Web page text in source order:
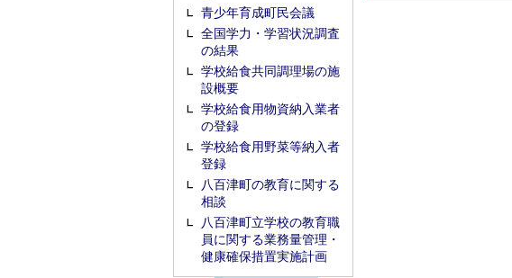
青少年育成町民会議
全国学力・学習状況調査
の結果
学校給食共同調理場の施
設概要
学校給食用物資納入業者
の登録
学校給食用野菜等納入者
登録
八百津町の教育に関する
相談
八百津町立学校の教育職
員に関する業務量管理・
健康確保措置実施計画